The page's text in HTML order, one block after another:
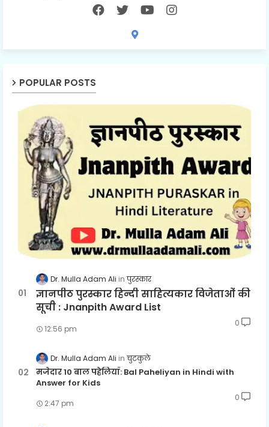
POPULAR POSTS
Dr. Mulla Adam Ali पुरस्कार
ज्ञानपीठ पुरस्कार हिन्दी साहित्यकार विजेताओं की
सूची : Jnanpith Award List
12:56 pm
0
Dr. Mulla Adam Ali चुटकुले
मजेदार 10 बाल पहेलियाँ: Bal Paheliyan in Hindi with
Answer for Kids
2:47 pm
0